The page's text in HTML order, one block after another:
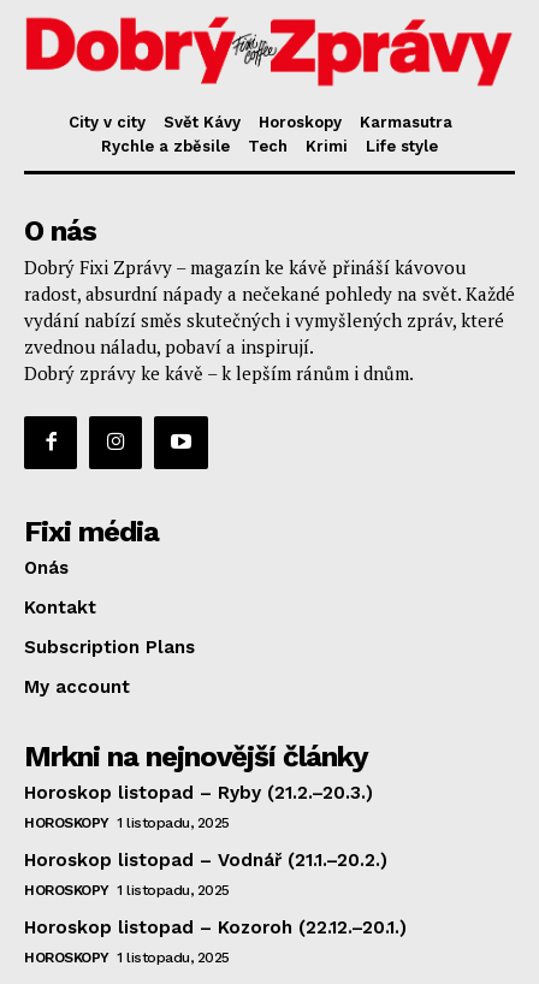
City v city Svět Kávy Horoskopy
Karmasutra
Rychle a zběsile
Tech Krimi Life style
O nás
Dobrý Fixi Zprávy – magazín ke kávě přináší kávovou
radost, absurdní nápady a nečekané pohledy na svět. Každé
vydání nabízí směs skutečných i vymyšlených zpráv, které
zvednou náladu, pobaví a inspirují.
Dobrý zprávy ke kávě – k lepším ránům i dnům.
Fixi média
Onás
Kontakt
Subscription Plans
My account
Mrkni na nejnovější články
Horoskop listopad – Ryby (21.2.–20.3.)
HOROSKOPY 1 listopadu, 2025
Horoskop listopad – Vodnář (21.1.–20.2.)
HOROSKOPY 1 listopadu, 2025
Horoskop listopad – Kozoroh (22.12.–20.1.)
HOROSKOPY 1 listopadu, 2025